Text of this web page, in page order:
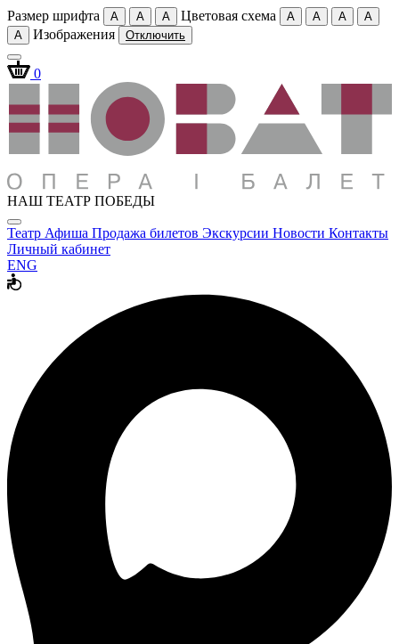
Размер шрифта A A A Цветовая схема A A A
A
A
Изображения Отключить
0
НАШ ТЕАТР ПОБЕДЫ
Театр Афиша Продажа билетов Экскурсии Новости Контакты
Личный кабинет
ENG